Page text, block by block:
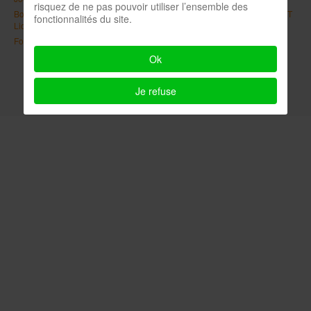
Bootstrapis a front-end framework of Twitter, Inc. Code licensed under
MIT
License.
Font Awesome
risquez de ne pas pouvoir utiliser l’ensemble des
fonctionnalités du site.
Ok
Je refuse